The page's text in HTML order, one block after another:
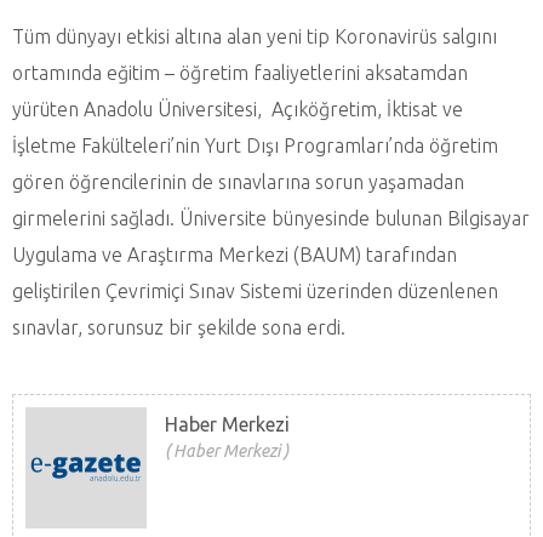
Tüm dünyayı etkisi altına alan yeni tip Koronavirüs salgını
ortamında eğitim – öğretim faaliyetlerini aksatamdan
yürüten Anadolu Üniversitesi, Açıköğretim, İktisat ve
İşletme Fakülteleri’nin Yurt Dışı Programları’nda öğretim
gören öğrencilerinin de sınavlarına sorun yaşamadan
girmelerini sağladı. Üniversite bünyesinde bulunan Bilgisayar
Uygulama ve Araştırma Merkezi (BAUM) tarafından
geliştirilen Çevrimiçi Sınav Sistemi üzerinden düzenlenen
sınavlar, sorunsuz bir şekilde sona erdi.
Haber Merkezi
Haber Merkezi